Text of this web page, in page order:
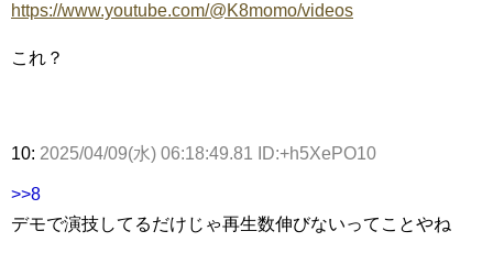
https://www.youtube.com/@K8momo/videos
これ？
10: 2025/04/09(水) 06:18:49.81 ID:+h5XePO10
>>8
デモで演技してるだけじゃ再生数伸びないってことやね